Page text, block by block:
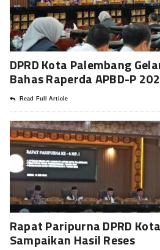
DPRD Kota Palembang
Bahas Raperda APBD-P
Read Full Article
Rapat Paripurna DPRD
Sampaikan Hasil Reses